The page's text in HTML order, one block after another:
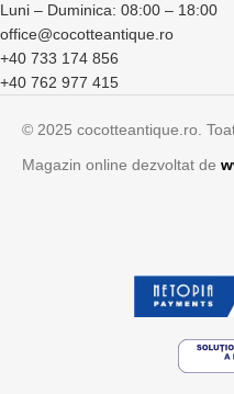
Luni – Duminica: 08:00 – 18:00
office@cocotteantique.ro
+40 733 174 856
+40 762 977 415
© 2025 cocotteantique.ro.
Magazin online dezvoltat de